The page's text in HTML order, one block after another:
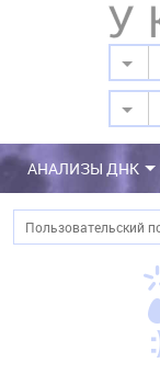
АНАЛИЗЫ ДНК
Поиск